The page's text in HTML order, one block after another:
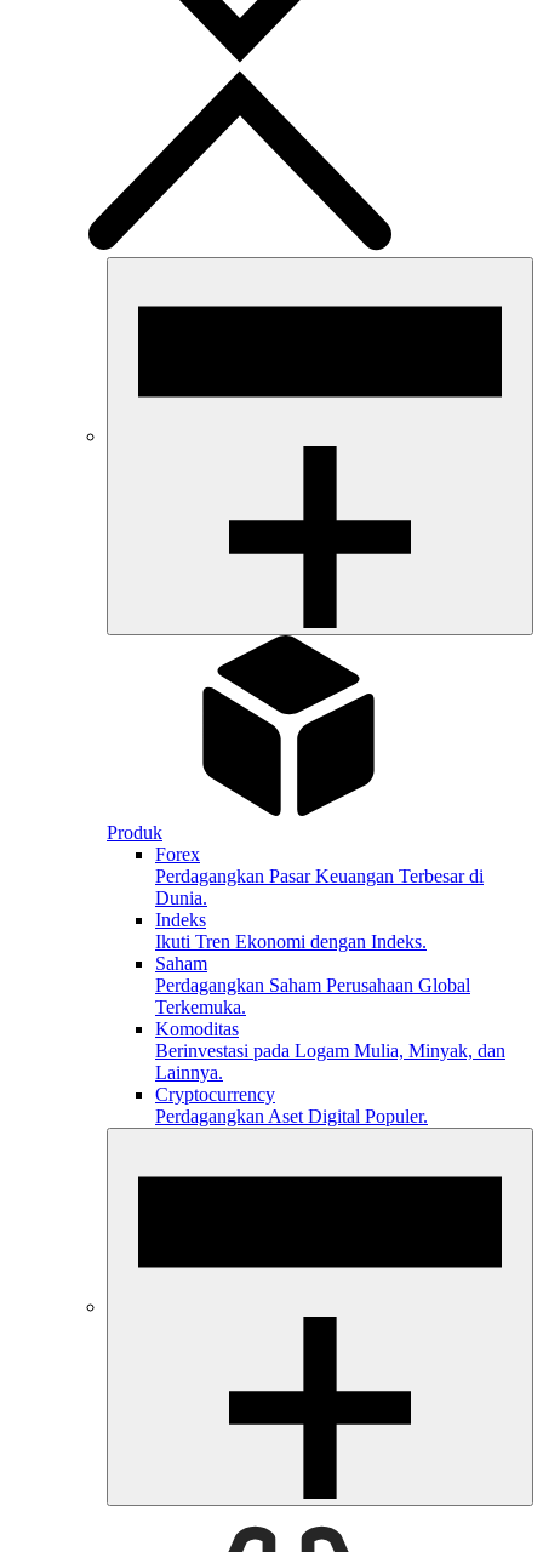
Produk
Forex
Perdagangkan Pasar Keuangan Terbesar di
Dunia.
Indeks
Ikuti Tren Ekonomi dengan Indeks.
Saham
Perdagangkan Saham Perusahaan Global
Terkemuka.
Komoditas
Berinvestasi pada Logam Mulia, Minyak, dan
Lainnya.
Cryptocurrency
Perdagangkan Aset Digital Populer.